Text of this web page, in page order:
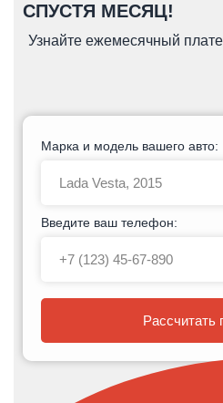
СПУСТЯ МЕСЯЦ!
Узнайте ежемесячный
Марка и модель вашего авто:
Введите ваш телефон: